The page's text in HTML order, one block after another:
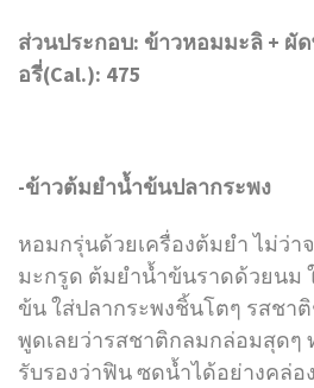
ส่วนประกอบ: ข้าวหอมมะลิ + ผัด
อรี่(Cal.): 475
-ข้าวต้มยำน้ำข้นปลากระพง
หอมกรุ่นด้วยเครื่องต้มยำ ไม่ว่า
มะกรูด ต้มยำน้ำข้นราดด้วยนม
ข้น ใส่ปลากระพงชิ้นโตๆ รสชา
พูดเลยว่ารสชาติกลมกล่อมสุดๆ
รับรองว่าฟิน ซดน้ำได้อย่างคล่อ